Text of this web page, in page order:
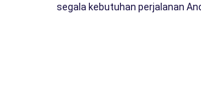
segala kebutuhan perjalanan